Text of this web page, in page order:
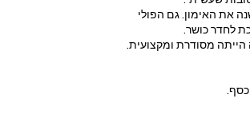
את האימון. גם הפולי
לחדר כושר.
מסודרת ומקצועית.